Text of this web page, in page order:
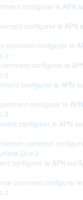
configurer le APN
configurer le APN
comment configurer le
2
configurer le
2
configurer le APN
configurer le
2
configurer le APN
comment
Duo 2
configurer le APN sur
comment configurer
2